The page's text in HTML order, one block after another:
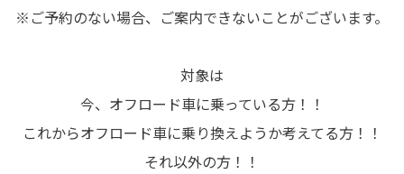
※ご予約のない場合、ご案内できないことがございます。
対象は
今、オフロード車に乗っている方！！
これからオフロード車に乗り換えようか考えてる方！！
それ以外の方！！